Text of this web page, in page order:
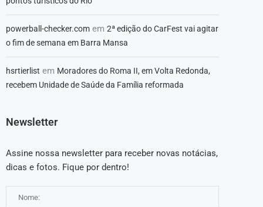
powerball-checker.com em 2ª edição do CarFest vai agitar
o fim de semana em Barra Mansa
hsrtierlist em Moradores do Roma II, em Volta Redonda,
recebem Unidade de Saúde da Família reformada
Newsletter
Assine nossa newsletter para receber novas notácias,
dicas e fotos. Fique por dentro!